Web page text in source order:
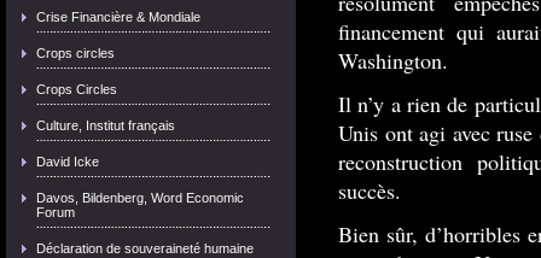
Crise Financière & Mondiale
Crops circles
Crops Circles
Culture, Institut français
David Icke
Davos, Bildenberg, Word Economic
Forum
Déclaration de souveraineté humaine
financement qui
Washington.
Il n’y a rien de
Unis ont agi avec
reconstruction
succès.
Bien sûr, d’horribles